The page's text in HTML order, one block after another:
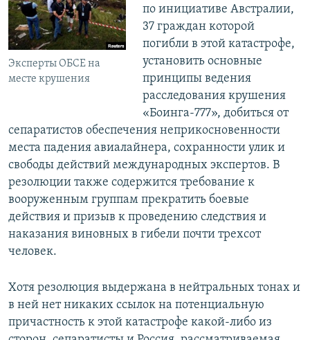
Эксперты ОБСЕ на
месте крушения
по инициативе Австралии,
37 граждан которой
погибли в этой катастрофе,
установить основные
принципы ведения
расследования крушения
«Боинга-777», добиться от
сепаратистов обеспечения неприкосновенности
места падения авиалайнера, сохранности улик и
свободы действий международных экспертов. В
резолюции также содержится требование к
вооруженным группам прекратить боевые
действия и призыв к проведению следствия и
наказания виновных в гибели почти трехсот
человек.
Хотя резолюция выдержана в нейтральных тонах и
в ней нет никаких ссылок на потенциальную
причастность к этой катастрофе какой-либо из